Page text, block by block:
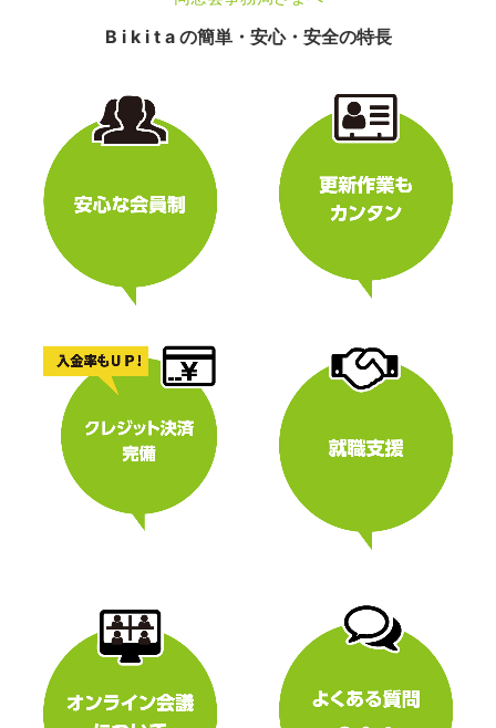
B i k i t a の簡単・安心・安全の特長